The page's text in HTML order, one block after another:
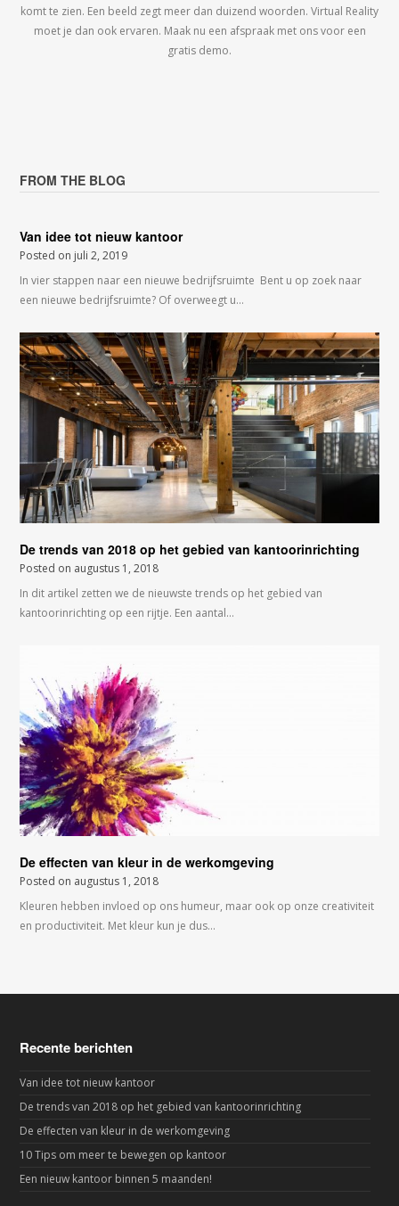
komt te zien. Een beeld zegt meer dan duizend woorden. Virtual Reality
moet je dan ook ervaren. Maak nu een afspraak met ons voor een
gratis demo.
FROM THE BLOG
Van idee tot nieuw kantoor
Posted on juli 2, 2019
In vier stappen naar een nieuwe bedrijfsruimte Bent u op zoek naar
een nieuwe bedrijfsruimte? Of overweegt u…
De trends van 2018 op het gebied van kantoorinrichting
Posted on augustus 1, 2018
In dit artikel zetten we de nieuwste trends op het gebied van
kantoorinrichting op een rijtje. Een aantal…
De effecten van kleur in de werkomgeving
Posted on augustus 1, 2018
Kleuren hebben invloed op ons humeur, maar ook op onze creativiteit
en productiviteit. Met kleur kun je dus…
Recente berichten
Van idee tot nieuw kantoor
De trends van 2018 op het gebied van kantoorinrichting
De effecten van kleur in de werkomgeving
10 Tips om meer te bewegen op kantoor
Een nieuw kantoor binnen 5 maanden!